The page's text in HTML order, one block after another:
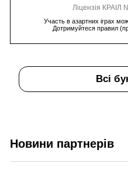
Ліцензія КРАІЛ
Участь в азартних іграх
Дотримуйтеся правил
Всі